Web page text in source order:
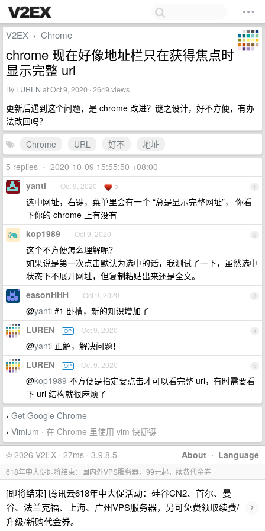
V2EX › Chrome
chrome 现在好像地址栏只在获得焦点时
显示完整 url
By LUREN at Oct 9, 2020 · 2649 views
更新后遇到这个问题，是 chrome 改进？谜之设计，好不方便，有办
法改回吗？
Chrome
URL 好不
地址
5 replies • 2020-10-09 15:55:50 +08:00
1
yantl Oct 9, 2020 5
选中网址，右键，菜单里会有一个 “总是显示完整网址”， 你看
下你的 chrome 上有没有
2
kop1989 Oct 9, 2020
这个不方便怎么理解呢？
如果说是第一次点击默认为选中的话，我测试了一下，虽然选中
状态下不展开网址，但复制粘贴出来还是全文。
3
easonHHH Oct 9, 2020
@yantl #1 卧槽，新的知识增加了
4
LUREN OP Oct 9, 2020
@yantl 正解，解决问题！
5
LUREN OP Oct 9, 2020
@kop1989 不方便是指定要点击才可以看完整 url，有时需要看
下 url 结构就很麻烦了
› Get Google Chrome
› Vimium · 在 Chrome 里使用 vim 快捷键
About · Language
© 2026 V2EX · 27ms · 3.9.8.5
618年中大促即将结束：国内外VPS服务器，99元起，续费代金券
[即将结束] 腾讯云618年中大促活动：硅谷CN2、首尔、曼
谷、法兰克福、上海、广州VPS服务器，另可免费领取续费/
升级/新购代金券。
›